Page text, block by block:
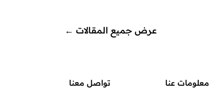
عرض جميع المقالات ←
معلومات عنا تواصل معنا